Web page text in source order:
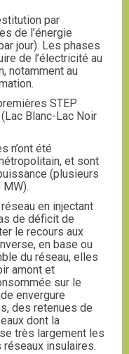
par
de l’énergie
jour). Les phases
de l’électricité au
notamment au
STEP
Blanc-Lac Noir
n’ont été
et sont
(plusieurs
en injectant
de déficit de
le recours aux
en base ou
du réseau, elles
amont et
sur le
envergure
des retenues de
dont la
très largement les
insulaires.